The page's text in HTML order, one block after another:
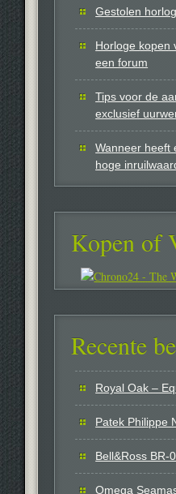
Gestolen
Horloge kopen
een forum
Tips voor de
exclusief
Wanneer heeft
hoge
Kopen of
Recente
Royal Oak –
Patek Philippe
Bell&Ross BR-
Omega